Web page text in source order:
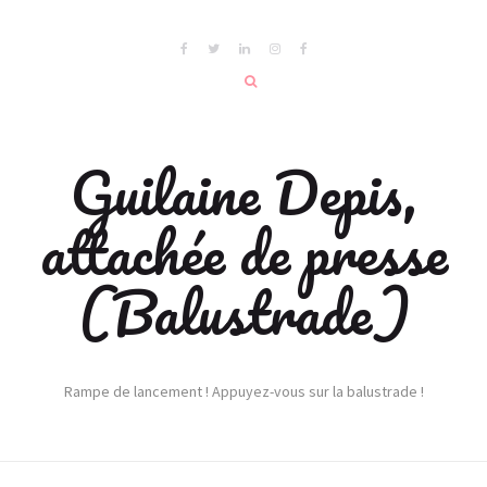
Guilaine Depis,
attachée de presse
(Balustrade)
Rampe de lancement ! Appuyez-vous sur la balustrade !